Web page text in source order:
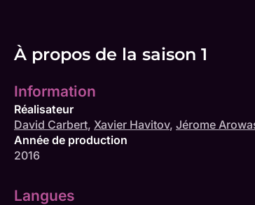
À propos de la saison 1
Information
Réalisateur
David Carbert, Xavier Havitov, Jérome
Année de production
2016
Langues